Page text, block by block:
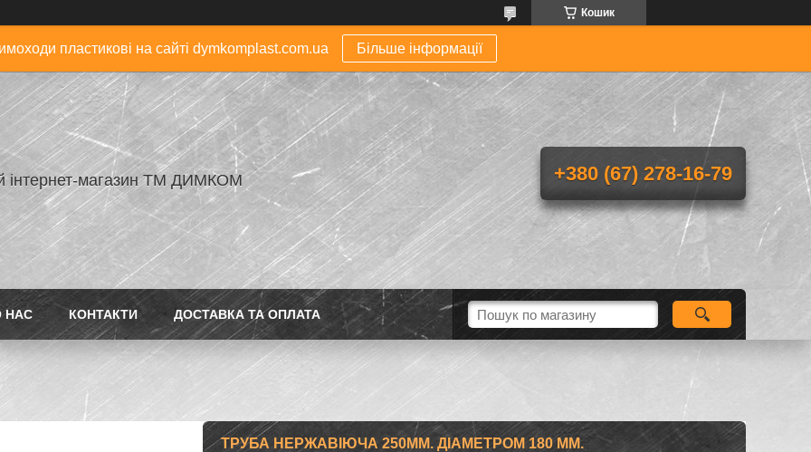
Кошик
пластикові на сайті dymkomplast.com.ua Більше інформації
інтернет-магазин ТМ ДИМКОМ +380 (67) 278-16-79
НАС КОНТАКТИ ДОСТАВКА ТА ОПЛАТА
ТРУБА НЕРЖАВІЮЧА 250ММ. ДІАМЕТРОМ 180 ММ.